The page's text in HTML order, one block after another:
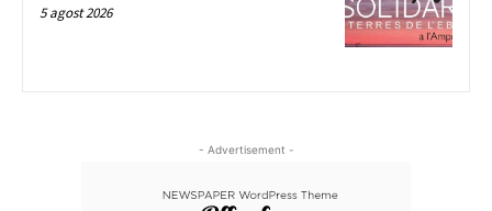
5 agost 2026
- Advertisement -